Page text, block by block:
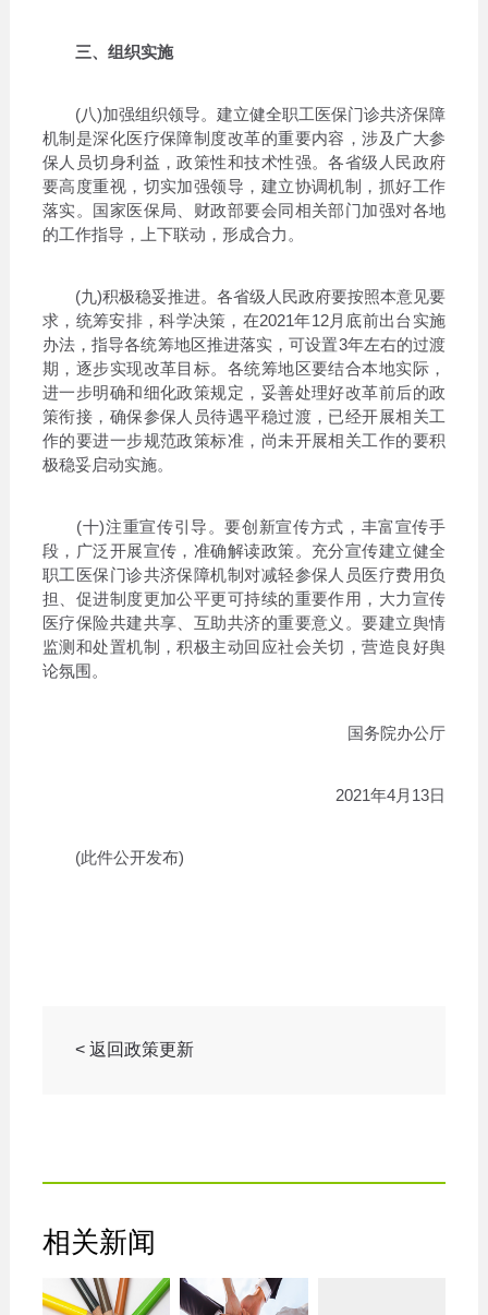
三、组织实施
(八)加强组织领导。建立健全职工医保门诊共济保障
机制是深化医疗保障制度改革的重要内容，涉及广大参
保人员切身利益，政策性和技术性强。各省级人民政府
要高度重视，切实加强领导，建立协调机制，抓好工作
落实。国家医保局、财政部要会同相关部门加强对各地
的工作指导，上下联动，形成合力。
(九)积极稳妥推进。各省级人民政府要按照本意见要
求，统筹安排，科学决策，在2021年12月底前出台实施
办法，指导各统筹地区推进落实，可设置3年左右的过渡
期，逐步实现改革目标。各统筹地区要结合本地实际，
进一步明确和细化政策规定，妥善处理好改革前后的政
策衔接，确保参保人员待遇平稳过渡，已经开展相关工
作的要进一步规范政策标准，尚未开展相关工作的要积
极稳妥启动实施。
(十)注重宣传引导。要创新宣传方式，丰富宣传手
段，广泛开展宣传，准确解读政策。充分宣传建立健全
职工医保门诊共济保障机制对减轻参保人员医疗费用负
担、促进制度更加公平更可持续的重要作用，大力宣传
医疗保险共建共享、互助共济的重要意义。要建立舆情
监测和处置机制，积极主动回应社会关切，营造良好舆
论氛围。
国务院办公厅
2021年4月13日
(此件公开发布)
< 返回政策更新
相关新闻